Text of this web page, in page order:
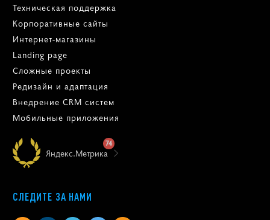
Техническая поддержка
Корпоративные сайты
Интернет-магазины
Landing page
Сложные проекты
Редизайн и адаптация
Внедрение CRM систем
Мобильные приложения
Яндекс.Метрика
74
СЛЕДИТЕ ЗА НАМИ